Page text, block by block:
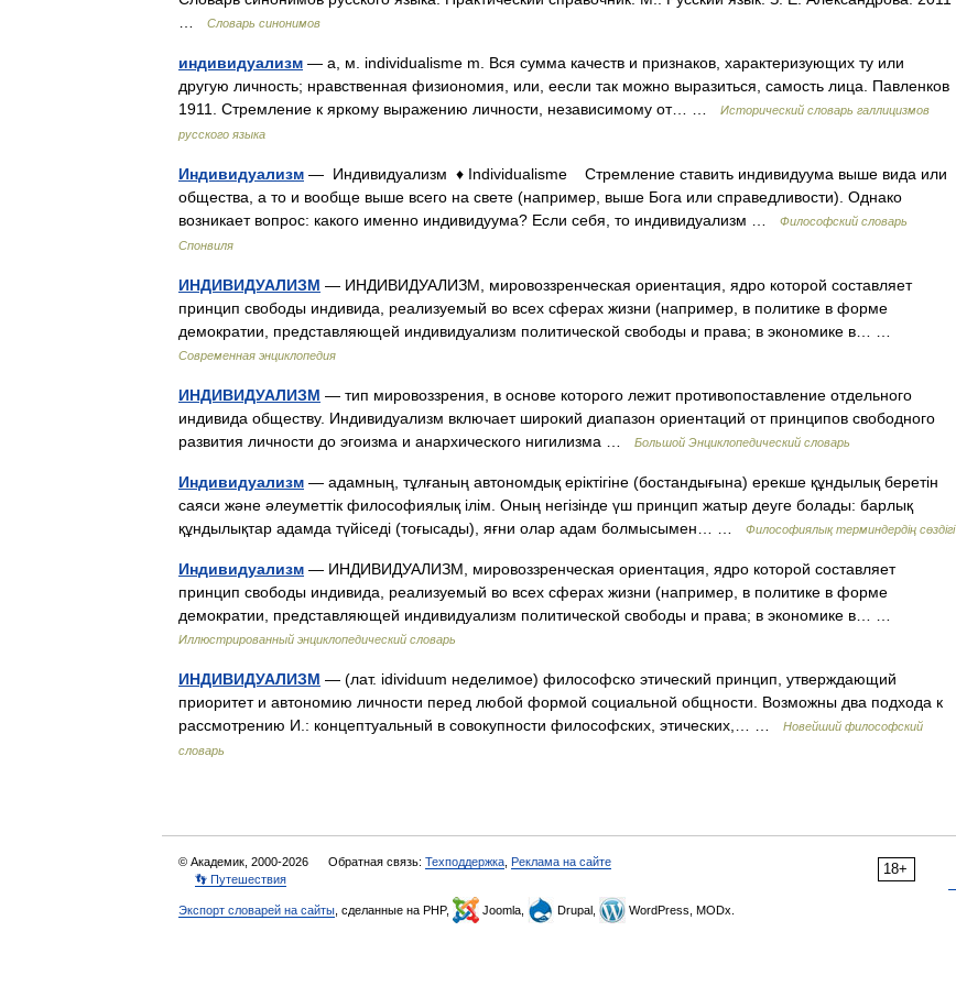
Словарь синонимов
индивидуализм — а, м. individualisme m. Вся сумма качеств и признаков, характеризующих ту или
другую личность; нравственная физиономия, или, еесли так можно выразиться, самость лица. Павленков
1911. Стремление к яркому выражению личности, независимому от… …
Исторический словарь галлицизмов
русского языка
Индивидуализм — Индивидуализм ♦ Individualisme Стремление ставить индивидуума выше вида или
общества, а то и вообще выше всего на свете (например, выше Бога или справедливости). Однако
возникает вопрос: какого именно индивидуума? Если себя, то индивидуализм …
Философский словарь
Спонвиля
ИНДИВИДУАЛИЗМ — ИНДИВИДУАЛИЗМ, мировоззренческая ориентация, ядро которой составляет
принцип свободы индивида, реализуемый во всех сферах жизни (например, в политике в форме
демократии, представляющей индивидуализм политической свободы и права; в экономике в… …
Современная энциклопедия
ИНДИВИДУАЛИЗМ — тип мировоззрения, в основе которого лежит противопоставление отдельного
индивида обществу. Индивидуализм включает широкий диапазон ориентаций от принципов свободного
развития личности до эгоизма и анархического нигилизма …
Большой Энциклопедический словарь
Индивидуализм — адамның, тұлғаның автономдық еріктігіне (бостандығына) ерекше құндылық беретін
саяси және әлеуметтік философиялық ілім. Оның негізінде үш принцип жатыр деуге болады: барлық
құндылықтар адамда түйіседі (тоғысады), яғни олар адам болмысымен… …
Философиялық терминдердің сөздігі
Индивидуализм — ИНДИВИДУАЛИЗМ, мировоззренческая ориентация, ядро которой составляет
принцип свободы индивида, реализуемый во всех сферах жизни (например, в политике в форме
демократии, представляющей индивидуализм политической свободы и права; в экономике в… …
Иллюстрированный энциклопедический словарь
ИНДИВИДУАЛИЗМ — (лат. idividuum неделимое) философско этический принцип, утверждающий
приоритет и автономию личности перед любой формой социальной общности. Возможны два подхода к
рассмотрению И.: концептуальный в совокупности философских, этических,… …
Новейший философский
словарь
18+
© Академик, 2000-2026 Обратная связь: Техподдержка Реклама на сайте
👣 Путешествия
Экспорт словарей на сайты , сделанные на PHP, Joomla, Drupal, WordPress, MODx.